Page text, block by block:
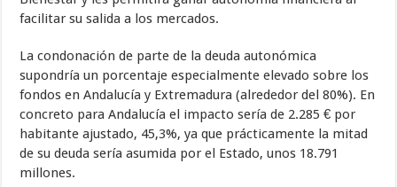
facilitar su salida a los mercados.
La condonación de parte de la deuda autonómica
supondría un porcentaje especialmente elevado sobre los
fondos en Andalucía y Extremadura (alrededor del 80%). En
concreto para Andalucía el impacto sería de 2.285 € por
habitante ajustado, 45,3%, ya que prácticamente la mitad
de su deuda sería asumida por el Estado, unos 18.791
millones.